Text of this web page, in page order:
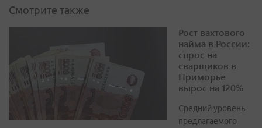
Смотрите также
Рост вахтового
найма в России:
спрос на
сварщиков в
Приморье
вырос на 120%
Средний уровень
предлагаемого